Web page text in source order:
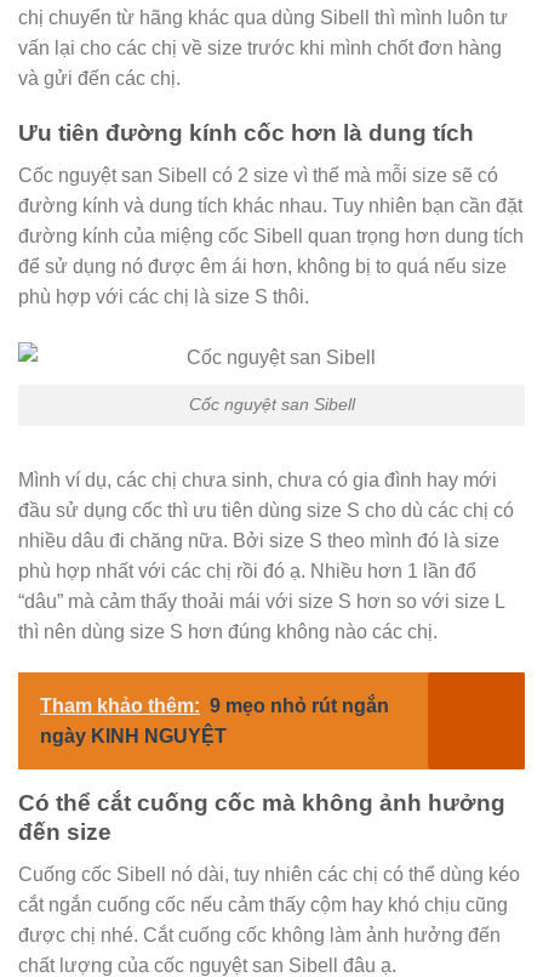
chị chuyển từ hãng khác qua dùng Sibell thì mình luôn tư
vấn lại cho các chị về size trước khi mình chốt đơn hàng
và gửi đến các chị.
Ưu tiên đường kính cốc hơn là dung tích
Cốc nguyệt san Sibell có 2 size vì thế mà mỗi size sẽ có
đường kính và dung tích khác nhau. Tuy nhiên bạn cần đặt
đường kính của miệng cốc Sibell quan trọng hơn dung tích
để sử dụng nó được êm ái hơn, không bị to quá nếu size
phù hợp với các chị là size S thôi.
Cốc nguyệt san Sibell
Mình ví dụ, các chị chưa sinh, chưa có gia đình hay mới
đầu sử dụng cốc thì ưu tiên dùng size S cho dù các chị có
nhiều dâu đi chăng nữa. Bởi size S theo mình đó là size
phù hợp nhất với các chị rồi đó ạ. Nhiều hơn 1 lần đổ
“dâu” mà cảm thấy thoải mái với size S hơn so với size L
thì nên dùng size S hơn đúng không nào các chị.
Tham khảo thêm: 9 mẹo nhỏ rút ngắn
ngày KINH NGUYỆT
Có thể cắt cuống cốc mà không ảnh hưởng
đến size
Cuống cốc Sibell nó dài, tuy nhiên các chị có thể dùng kéo
cắt ngắn cuống cốc nếu cảm thấy cộm hay khó chịu cũng
được chị nhé. Cắt cuống cốc không làm ảnh hưởng đến
chất lượng của cốc nguyệt san Sibell đâu ạ.